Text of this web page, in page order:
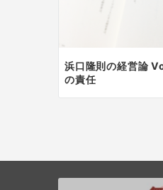
浜口隆則の経営論
の責任